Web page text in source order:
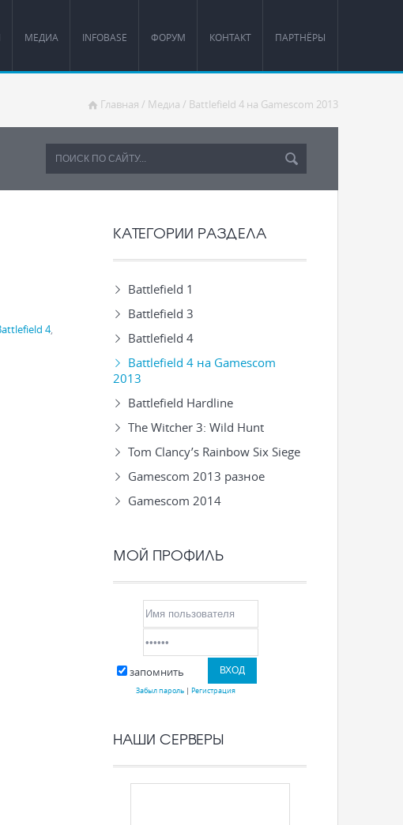
МЕДИА INFOBASE ФОРУМ КОНТАКТ ПАРТНЁРЫ
Главная / Медиа / Battlefield 4 на Gamescom 2013
4,
КАТЕГОРИИ РАЗДЕЛА
Battlefield 1
Battlefield 3
Battlefield 4
Battlefield 4 на Gamescom
2013
Battlefield Hardline
The Witcher 3: Wild Hunt
Tom Clancy’s Rainbow Six Siege
Gamescom 2013 разное
Gamescom 2014
МОЙ ПРОФИЛЬ
запомнить
Забыл пароль| Регистрация
НАШИ СЕРВЕРЫ